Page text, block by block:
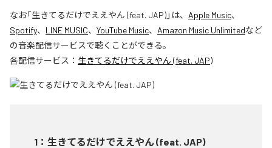
なお「生きてるだけでええやん (feat. JAP)」は、 Apple Music、
Spotify、 LINE MUSIC、 YouTube Music、 Amazon Music Unlimitedなど
の音楽配信サービスで聴くことができる。
各配信サービス： 生きてるだけでええやん (feat. JAP)
1 ： 生きてるだけでええやん (feat. JAP)